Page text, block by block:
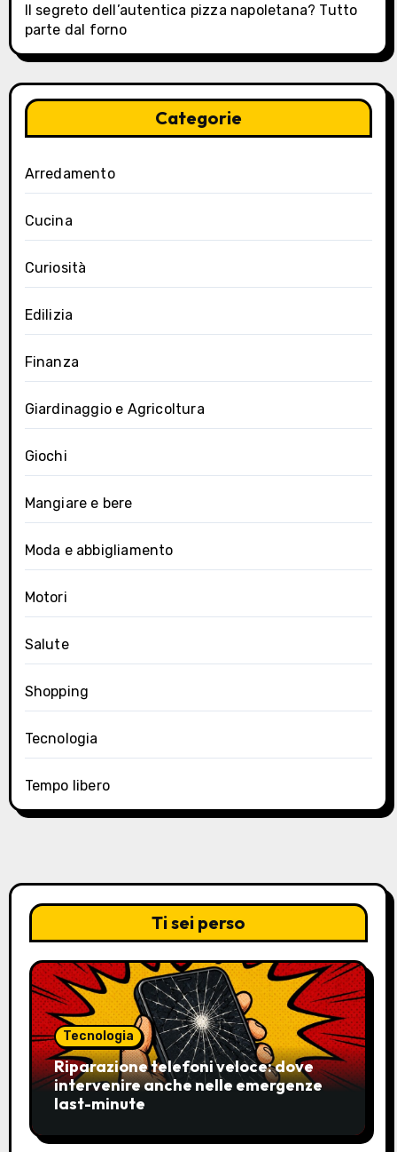
Il segreto dell’autentica pizza napoletana? Tutto
parte dal forno
Categorie
Arredamento
Cucina
Curiosità
Edilizia
Finanza
Giardinaggio e Agricoltura
Giochi
Mangiare e bere
Moda e abbigliamento
Motori
Salute
Shopping
Tecnologia
Tempo libero
Ti sei perso
Tecnologia
Riparazione telefoni veloce: dove
intervenire anche nelle emergenze
last-minute